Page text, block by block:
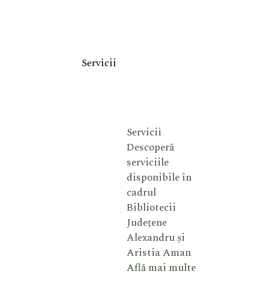
Servicii
Servicii
Descoperă
serviciile
disponibile în
cadrul
Bibliotecii
Județene
Alexandru și
Aristia Aman
Află mai multe